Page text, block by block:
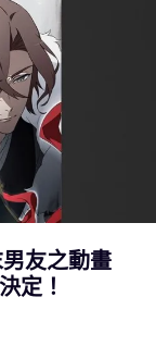
友之動畫
定！